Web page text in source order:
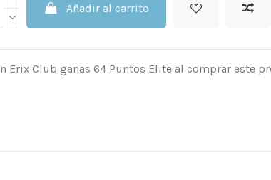
Añadir al carrito
Erix Club ganas 64 Puntos Elite al comprar este